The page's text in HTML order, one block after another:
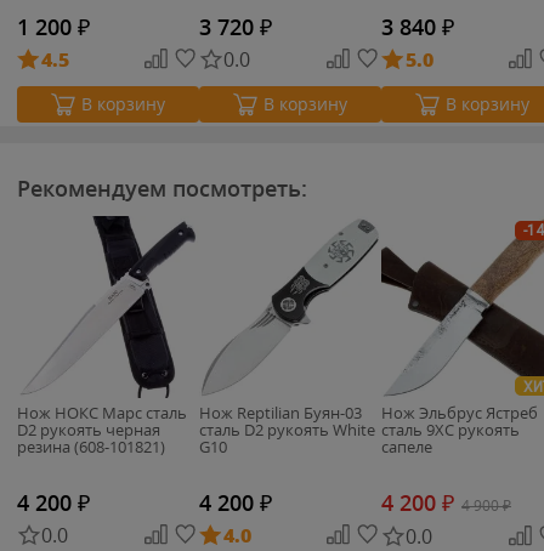
1 200 ₽
4.5
В корзину
3 720 ₽
0.0
В корзину
3 840 ₽
5.0
В корзину
Рекомендуем посмотреть:
Нож НОКС Марс сталь
D2 рукоять черная
резина (608-101821)
4 200 ₽
0.0
Нож Reptilian Буян-03
сталь D2 рукоять White
G10
4 200 ₽
4.0
-
Нож Эльбрус Ястреб
сталь 9ХС рукоять
сапеле
4 200 ₽ 4 900₽
0.0